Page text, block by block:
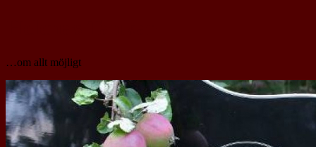
…om allt möjligt